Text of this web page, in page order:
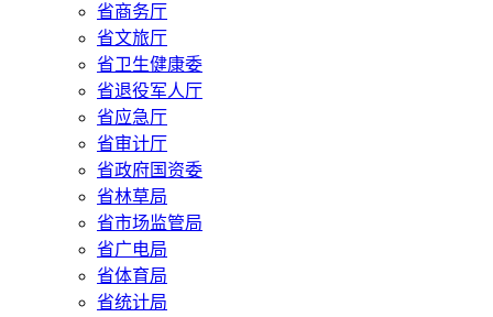
省商务厅
省文旅厅
省卫生健康委
省退役军人厅
省应急厅
省审计厅
省政府国资委
省林草局
省市场监管局
省广电局
省体育局
省统计局